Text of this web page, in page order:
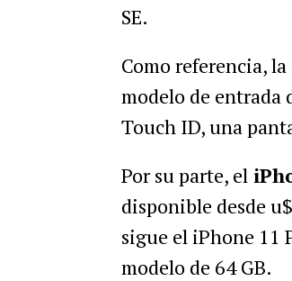
SE.
Como referencia,
modelo de entrada
Touch ID, una
Por su parte, el
disponible desde
sigue el iPhone 11
modelo de 64 GB.